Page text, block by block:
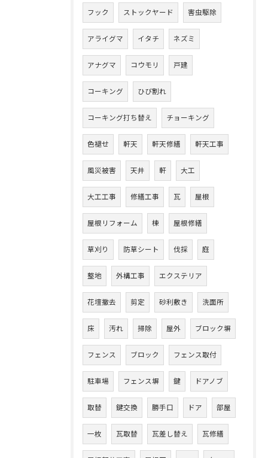
フック ストックヤード 害虫駆除
アライグマ イタチ ネズミ
アナグマ コウモリ 戸建
コーキング ひび割れ
コーキング打ち替え チョーキング
色褪せ 軒天 軒天修繕 軒天工事
風災被害 天井 軒 大工
大工工事 修繕工事 瓦 屋根
屋根リフォーム 棟 屋根修繕
草刈り 防草シート 伐採 庭
整地 外構工事 エクステリア
花壇撤去 剪定 砂利敷き 洗面所
床 汚れ 掃除 屋外 ブロック塀
フェンス ブロック フェンス取付
駐車場 フェンス塀 鍵 ドアノブ
取替 鍵交換 勝手口 ドア 部屋
一枚 瓦取替 瓦差し替え 瓦修繕